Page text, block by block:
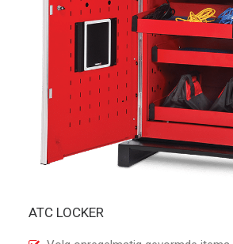
ATC LOCKER